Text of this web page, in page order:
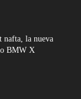
la nueva
BMW X